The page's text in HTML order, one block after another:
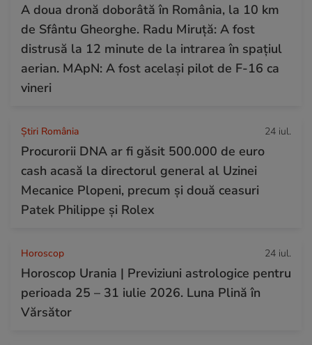
A doua dronă doborâtă în România, la 10 km
de Sfântu Gheorghe. Radu Miruță: A fost
distrusă la 12 minute de la intrarea în spațiul
aerian. MApN: A fost același pilot de F-16 ca
vineri
Știri România 24 iul.
Procurorii DNA ar fi găsit 500.000 de euro
cash acasă la directorul general al Uzinei
Mecanice Plopeni, precum și două ceasuri
Patek Philippe și Rolex
Horoscop 24 iul.
Horoscop Urania | Previziuni astrologice pentru
perioada 25 – 31 iulie 2026. Luna Plină în
Vărsător